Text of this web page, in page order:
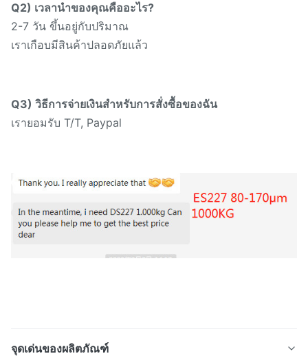
Q2) เวลานําของคุณคืออะไร?
2-7 วัน ขึ้นอยู่กับปริมาณ
เราเกือบมีสินค้าปลอดภัยแล้ว
Q3) วิธีการจ่ายเงินสําหรับการสั่งซื้อของฉัน
เรายอมรับ T/T, Paypal
จุดเด่นของผลิตภัณฑ์